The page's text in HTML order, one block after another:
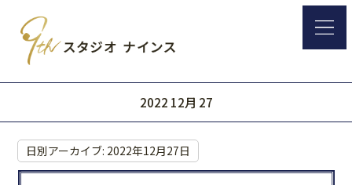
2022 12月 27
日別アーカイブ: 2022年12月27日